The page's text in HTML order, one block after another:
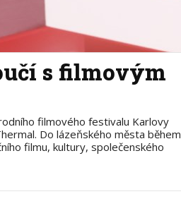
s filmovým
filmového festivalu Karlovy
Do lázeňského města během
filmu, kultury, společenského